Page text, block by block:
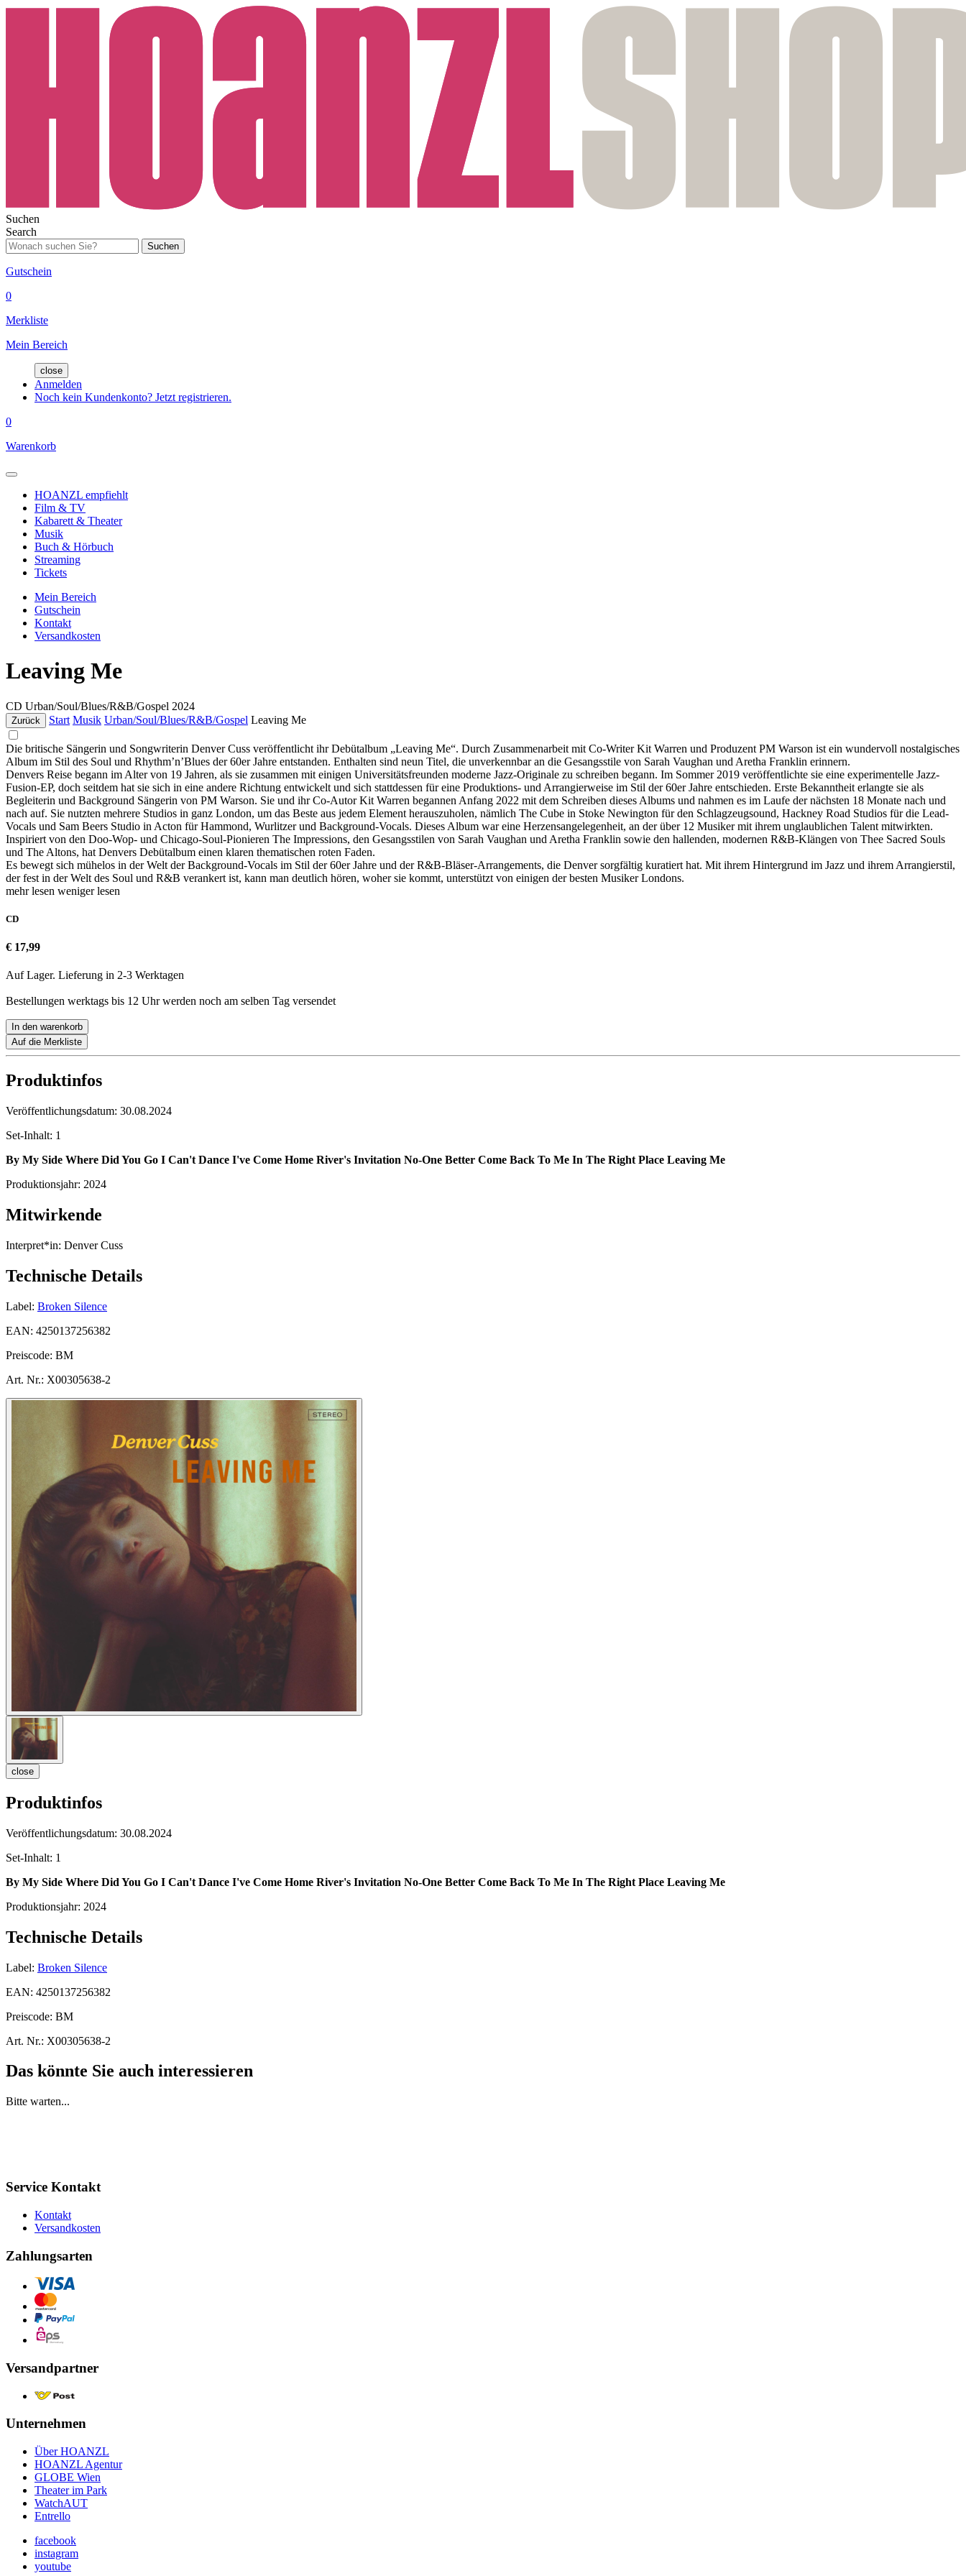
Suchen
Search
Suchen
Gutschein
0
Merkliste
Mein Bereich
close
Anmelden
Noch kein Kundenkonto? Jetzt registrieren.
0
Warenkorb
HOANZL empfiehlt
Film & TV
Kabarett & Theater
Musik
Buch & Hörbuch
Streaming
Tickets
Mein Bereich
Gutschein
Kontakt
Versandkosten
Leaving Me
CD Urban/Soul/Blues/R&B/Gospel 2024
Zurück Start Musik Urban/Soul/Blues/R&B/Gospel Leaving Me
Die britische Sängerin und Songwriterin Denver Cuss veröffentlicht ihr Debütalbum „Leaving Me“. Durch Zusammenarbeit mit Co-Writer Kit Warren und Produzent PM Warson ist ein wundervoll nostalgisches
Album im Stil des Soul und Rhythm’n’Blues der 60er Jahre entstanden. Enthalten sind neun Titel, die unverkennbar an die Gesangsstile von Sarah Vaughan und Aretha Franklin erinnern.
Denvers Reise begann im Alter von 19 Jahren, als sie zusammen mit einigen Universitätsfreunden moderne Jazz-Originale zu schreiben begann. Im Sommer 2019 veröffentlichte sie eine experimentelle Jazz-
Fusion-EP, doch seitdem hat sie sich in eine andere Richtung entwickelt und sich stattdessen für eine Produktions- und Arrangierweise im Stil der 60er Jahre entschieden. Erste Bekanntheit erlangte sie als
Begleiterin und Background Sängerin von PM Warson. Sie und ihr Co-Autor Kit Warren begannen Anfang 2022 mit dem Schreiben dieses Albums und nahmen es im Laufe der nächsten 18 Monate nach und
nach auf. Sie nutzten mehrere Studios in ganz London, um das Beste aus jedem Element herauszuholen, nämlich The Cube in Stoke Newington für den Schlagzeugsound, Hackney Road Studios für die Lead-
Vocals und Sam Beers Studio in Acton für Hammond, Wurlitzer und Background-Vocals. Dieses Album war eine Herzensangelegenheit, an der über 12 Musiker mit ihrem unglaublichen Talent mitwirkten.
Inspiriert von den Doo-Wop- und Chicago-Soul-Pionieren The Impressions, den Gesangsstilen von Sarah Vaughan und Aretha Franklin sowie den hallenden, modernen R&B-Klängen von Thee Sacred Souls
und The Altons, hat Denvers Debütalbum einen klaren thematischen roten Faden.
Es bewegt sich mühelos in der Welt der Background-Vocals im Stil der 60er Jahre und der R&B-Bläser-Arrangements, die Denver sorgfältig kuratiert hat. Mit ihrem Hintergrund im Jazz und ihrem Arrangierstil,
der fest in der Welt des Soul und R&B verankert ist, kann man deutlich hören, woher sie kommt, unterstützt von einigen der besten Musiker Londons.
mehr lesen weniger lesen
CD
€ 17,99
Auf Lager. Lieferung in 2-3 Werktagen
Bestellungen werktags bis 12 Uhr werden noch am selben Tag versendet
In den warenkorb
Auf die Merkliste
Produktinfos
Veröffentlichungsdatum: 30.08.2024
Set-Inhalt: 1
By My Side Where Did You Go I Can't Dance I've Come Home River's Invitation No-One Better Come Back To Me In The Right Place Leaving Me
Produktionsjahr: 2024
Mitwirkende
Interpret*in: Denver Cuss
Technische Details
Label: Broken Silence
EAN: 4250137256382
Preiscode: BM
Art. Nr.: X00305638-2
close
Produktinfos
Veröffentlichungsdatum: 30.08.2024
Set-Inhalt: 1
By My Side Where Did You Go I Can't Dance I've Come Home River's Invitation No-One Better Come Back To Me In The Right Place Leaving Me
Produktionsjahr: 2024
Technische Details
Label: Broken Silence
EAN: 4250137256382
Preiscode: BM
Art. Nr.: X00305638-2
Das könnte Sie auch interessieren
Bitte warten...
Service Kontakt
Kontakt
Versandkosten
Zahlungsarten
Versandpartner
Unternehmen
Über HOANZL
HOANZL Agentur
GLOBE Wien
Theater im Park
WatchAUT
Entrello
facebook
instagram
youtube